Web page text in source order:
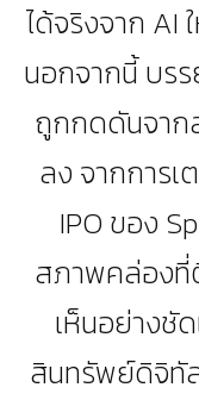
ได้จริงจาก AI
นอกจากนี้ บร
ถูกกดดันจาก
ลง จากการเ
IPO ของ
สภาพคล่องที่
เห็นอย่างชั
สินทรัพย์ดิจิทั